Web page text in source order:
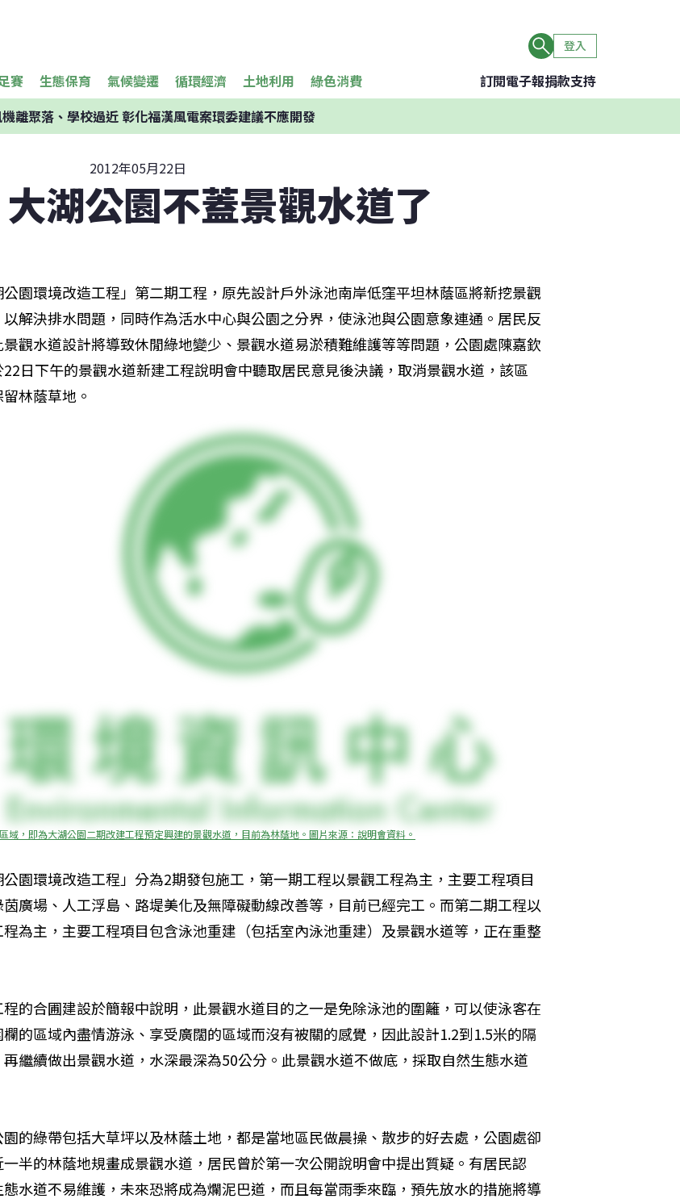
登入
賽 生態保育 氣候變遷 循環經濟 土地利用 綠色消費 訂閱電子報捐款支持
離聚落、學校過近 彰化福漢風電案環委建議不應開發
2012年05月22日
湖公園不蓋景觀水道了
公園環境改造工程」第二期工程，原先設計戶外泳池南岸低窪平坦林蔭區將新挖景觀
以解決排水問題，同時作為活水中心與公園之分界，使泳池與公園意象連通。居民反
景觀水道設計將導致休閒綠地變少、景觀水道易淤積難維護等等問題，公園處陳嘉欽
22日下午的景觀水道新建工程說明會中聽取居民意見後決議，取消景觀水道，該區
林蔭草地。
域，即為大湖公園二期改建工程預定興建的景觀水道，目前為林蔭地。圖片來源：說明會資料。
公園環境改造工程」分為2期發包施工，第一期工程以景觀工程為主，主要工程項目
廣場、人工浮島、路堤美化及無障礙動線改善等，目前已經完工。而第二期工程以
程為主，主要工程項目包含泳池重建（包括室內泳池重建）及景觀水道等，正在重整
的合圃建設於簡報中說明，此景觀水道目的之一是免除泳池的圍籬，可以使泳客在
欄的區域內盡情游泳、享受廣闊的區域而沒有被關的感覺，因此設計1.2到1.5米的隔
再繼續做出景觀水道，水深最深為50公分。此景觀水道不做底，採取自然生態水道
園的綠帶包括大草坪以及林蔭土地，都是當地區民做晨操、散步的好去處，公園處卻
半的林蔭地規畫成景觀水道，居民曾於第一次公開說明會中提出質疑。有居民認
水道不易維護，未來恐將成為爛泥巴道，而且每當雨季來臨，預先放水的措施將導